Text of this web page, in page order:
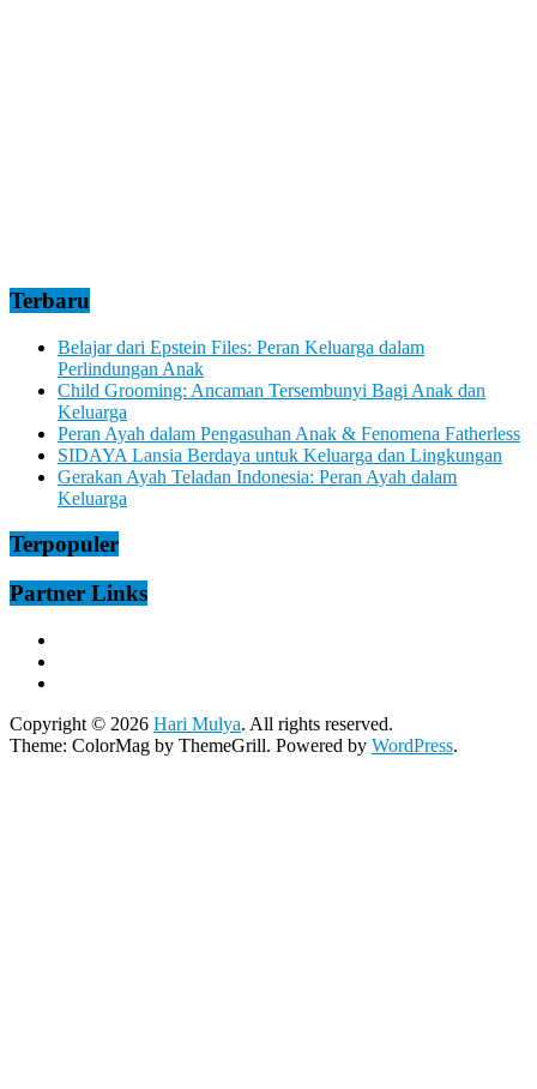
Terbaru
Belajar dari Epstein Files: Peran Keluarga dalam
Perlindungan Anak
Child Grooming: Ancaman Tersembunyi Bagi Anak dan
Keluarga
Peran Ayah dalam Pengasuhan Anak & Fenomena Fatherless
SIDAYA Lansia Berdaya untuk Keluarga dan Lingkungan
Gerakan Ayah Teladan Indonesia: Peran Ayah dalam
Keluarga
Terpopuler
Partner Links
Copyright © 2026 Hari Mulya. All rights reserved.
Theme: ColorMag by ThemeGrill. Powered by WordPress.